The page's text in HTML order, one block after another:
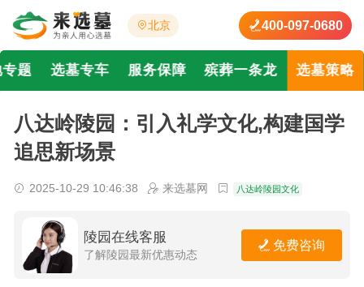
北京 400-097-0680
题 选墓专车 服务保障 殡葬一条龙 选墓策略
八达岭陵园：引入礼学文化,构建国学
追思新场景
2025-10-29 10:46:38 来选墓网 八达岭陵园文化
陵园在线客服
了解陵园最新优惠动态
免费咨询